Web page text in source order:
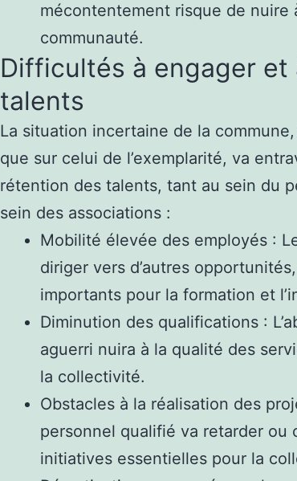
mécontentement risque de nuire
communauté.
Difficultés à engager et
talents
La situation incertaine de la
que sur celui de l’exemplarité, va
rétention des talents, tant au sein du
sein des associations :
Mobilité élevée des employés :
diriger vers d’autres
importants pour la formation et
Diminution des qualifications :
aguerri nuira à la qualité des
la collectivité.
Obstacles à la réalisation des
personnel qualifié va retarder ou
initiatives essentielles pour la